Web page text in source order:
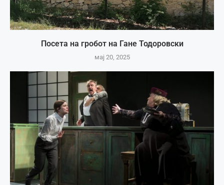
Посета на гробот на Гане Тодоровски
мај 20, 2025